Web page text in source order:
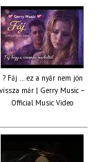
? Fáj … ez a nyár nem jön
vissza már | Gerry Music –
Official Music Video